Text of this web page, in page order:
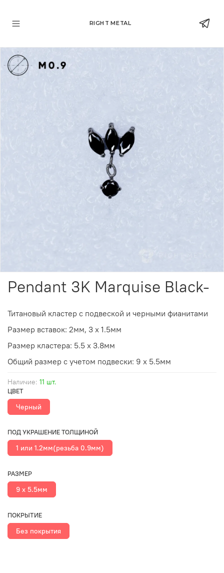
RIGHT METAL
Наличие: 11 шт.
Pendant 3K Marquise Black-
ЦВЕТ
Черный
ПОД УКРАШЕНИЕ ТОЛЩИНОЙ
1 или 1.2мм(резьба 0.9мм)
РАЗМЕР
9 x 5.5мм
ПОКРЫТИЕ
Без покрытия
Титановый кластер с подвеской и черными фианитами
Размер вставок: 2мм, 3 х 1.5мм
Размер кластера: 5.5 х 3.8мм
Общий размер с учетом подвески: 9 х 5.5мм